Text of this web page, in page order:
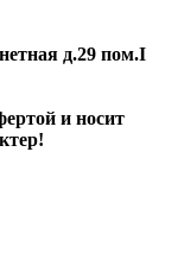
д.29 пом.I
и носит